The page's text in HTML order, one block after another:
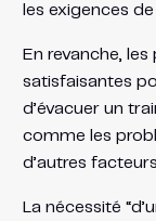
les exigences
En revanche,
satisfaisantes
d’évacuer un
comme les
d’autres
La nécessité